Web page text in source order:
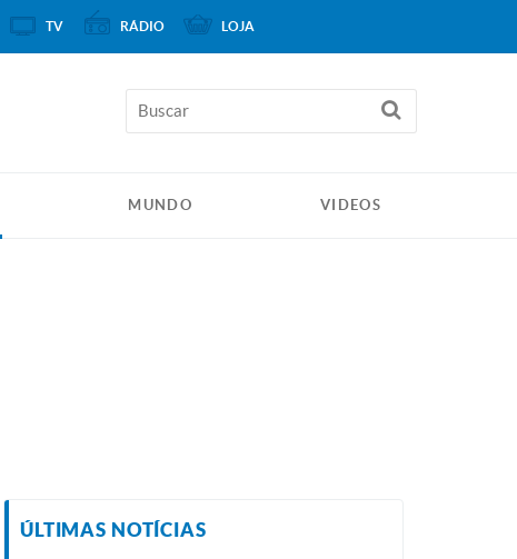
MUNDO VIDEOS
ÚLTIMAS NOTÍCIAS
TV RÁDIO LOJA